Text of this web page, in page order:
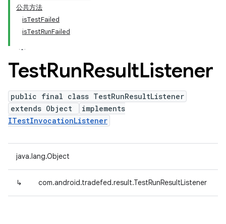
公共方法
isTestFailed
isTestRunFailed
TestRunResultListener
public final class TestRunResultListener
extends Object
implements
ITestInvocationListener
java.lang.Object
↳ com.android.tradefed.result.TestRunResultListener